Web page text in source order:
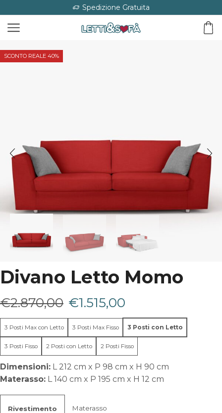
Spedizione Gratuita
SCONTO REALE 40%
Divano Letto Momo
€2.870,00 Il
prezzo
originale
era:
€2.870,00.
€1.515,00
prezzo
attuale
è:
€1.515,00.
3 Posti Max con Letto 3 Posti Max Fisso 3 Posti con Letto
3 Posti Fisso 2 Posti con Letto 2 Posti Fisso
Dimensioni: L 212 cm x P 98 cm x H 90 cm
Materasso: L 140 cm x P 195 cm x H 12 cm
Rivestimento Materasso